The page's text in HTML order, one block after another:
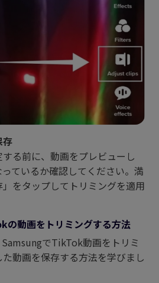
存
する前に、動画をプレビューし
ているか確認してください。満
をタップしてトリミングを適用
動画をトリミングする方法
でTikTok動画をトリミ
動画を保存する方法を学びまし